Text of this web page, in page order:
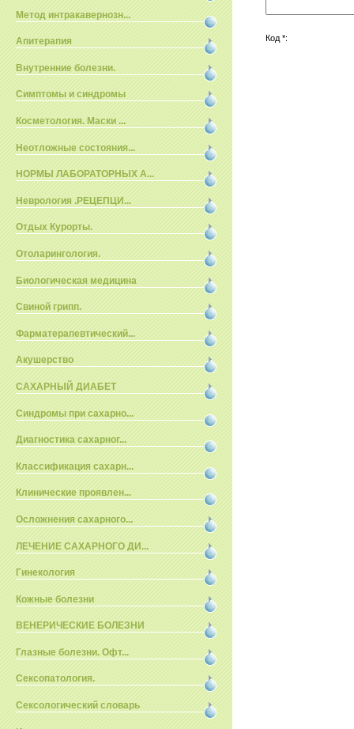
Метод интракавернозн...
Апитерапия
Внутренние болезни.
Симптомы и синдромы
Косметология. Маски ...
Неотложные состояния...
НОРМЫ ЛАБОРАТОРНЫХ А...
Неврология .РЕЦЕПЦИ...
Отдых Курорты.
Отоларингология.
Биологическая медицина
Свиной грипп.
Фарматерапевтический...
Акушерство
САХАРНЫЙ ДИАБЕТ
Синдромы при сахарно...
Диагностика сахарног...
Классификация сахарн...
Клинические проявлен...
Осложнения сахарного...
ЛЕЧЕНИЕ САХАРНОГО ДИ...
Гинекология
Кожные болезни
ВЕНЕРИЧЕСКИЕ БОЛЕЗНИ
Глазные болезни. Офт...
Сексопатология.
Сексологический словарь
Код *: